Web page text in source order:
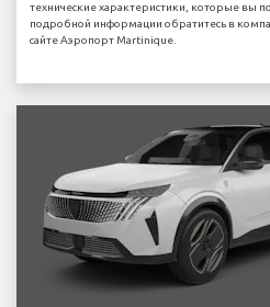
технические характеристики, которые вы
подробной информации обратитесь в
сайте Аэропорт Martinique.